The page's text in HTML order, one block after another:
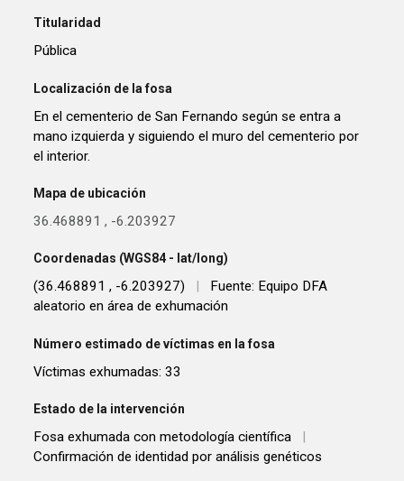
Titularidad
Pública
Localización de la fosa
En el cementerio de San Fernando según se entra a
mano izquierda y siguiendo el muro del cementerio por
el interior.
Mapa de ubicación
36.468891 , -6.203927
Coordenadas (WGS84 - lat/long)
(36.468891 , -6.203927)
Fuente: Equipo DFA
aleatorio en área de exhumación
Número estimado de víctimas en la fosa
Víctimas exhumadas: 33
Estado de la intervención
Fosa exhumada con metodología científica
|
Confirmación de identidad por análisis genéticos